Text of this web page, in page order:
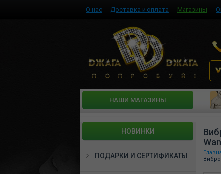
О нас Доставка и оплата Магазины
HАШИ МАГАЗИНЫ
НОВИНКИ
ПОДАРКИ И СЕРТИФИКАТЫ